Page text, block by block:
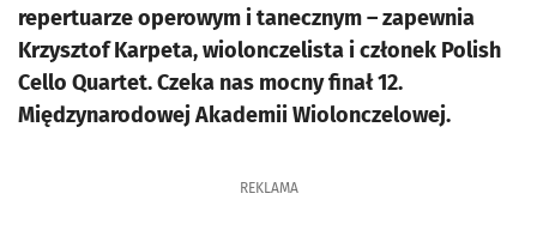
repertuarze operowym i tanecznym – zapewnia
Krzysztof Karpeta, wiolonczelista i członek Polish
Cello Quartet. Czeka nas mocny finał 12.
Międzynarodowej Akademii Wiolonczelowej.
REKLAMA